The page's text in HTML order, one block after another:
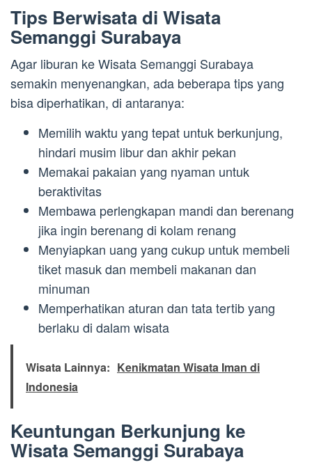
Tips Berwisata di Wisata
Semanggi Surabaya
Agar liburan ke Wisata Semanggi Surabaya
semakin menyenangkan, ada beberapa tips yang
bisa diperhatikan, di antaranya:
Memilih waktu yang tepat untuk berkunjung,
hindari musim libur dan akhir pekan
Memakai pakaian yang nyaman untuk
beraktivitas
Membawa perlengkapan mandi dan berenang
jika ingin berenang di kolam renang
Menyiapkan uang yang cukup untuk membeli
tiket masuk dan membeli makanan dan
minuman
Memperhatikan aturan dan tata tertib yang
berlaku di dalam wisata
Wisata Lainnya: Kenikmatan Wisata Iman di
Indonesia
Keuntungan Berkunjung ke
Wisata Semanggi Surabaya